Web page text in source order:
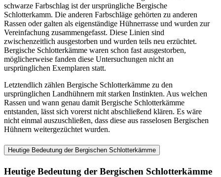
schwarze Farbschlag ist der ursprüngliche Bergische
Schlotterkamm. Die anderen Farbschläge gehörten zu anderen
Rassen oder galten als eigenständige Hühnerrasse und wurden zur
Vereinfachung zusammengefasst. Diese Linien sind
zwischenzeitlich ausgestorben und wurden teils neu erzüchtet.
Bergische Schlotterkämme waren schon fast ausgestorben,
möglicherweise fanden diese Untersuchungen nicht an
ursprünglichen Exemplaren statt.
Letztendlich zählen Bergische Schlotterkämme zu den
ursprünglichen Landhühnern mit starken Instinkten. Aus welchen
Rassen und wann genau damit Bergische Schlotterkämme
entstanden, lässt sich vorerst nicht abschließend klären. Es wäre
nicht einmal auszuschließen, dass diese aus rasselosen Bergischen
Hühnern weitergezüchtet wurden.
Heutige Bedeutung der Bergischen Schlotterkämme
Heutige Bedeutung der Bergischen Schlotterkämme